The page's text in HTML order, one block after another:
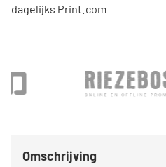
dagelijks Print.com
Omschrijving